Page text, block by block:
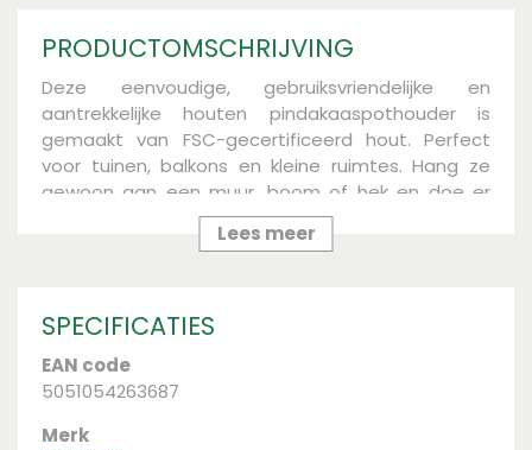
PRODUCTOMSCHRIJVING
Deze eenvoudige, gebruiksvriendelijke en
aantrekkelijke houten pindakaaspothouder is
gemaakt van FSC-gecertificeerd hout. Perfect
voor tuinen, balkons en kleine ruimtes. Hang ze
gewoon aan een muur, boom of hek en doe er
een pot pindakaas in die speciaal voor vogels is
ontwikkeld. De Westport heeft een zitstok zodat
Lees meer
SPECIFICATIES
EAN code
5051054263687
Merk